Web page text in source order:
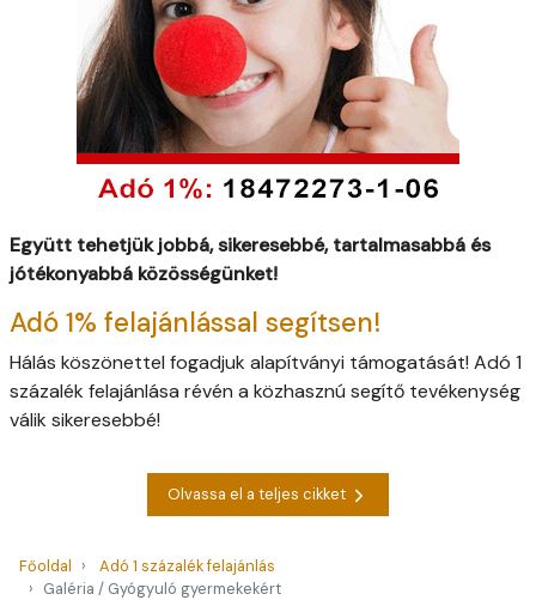
Együtt tehetjük jobbá, sikeresebbé, tartalmasabbá és
jótékonyabbá közösségünket!
Adó 1% felajánlással segítsen!
Hálás köszönettel fogadjuk alapítványi támogatását! Adó 1
százalék felajánlása révén a közhasznú segítő tevékenység
válik sikeresebbé!
Olvassa el a teljes cikket
Főoldal
Adó 1 százalék felajánlás
Galéria / Gyógyuló gyermekekért